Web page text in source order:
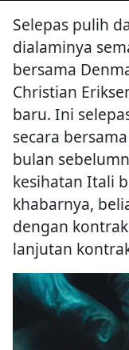
Selepas pulih
dialaminya
bersama
Christian
baru. Ini
secara
bulan
kesihatan Itali
khabarnya,
dengan
lanjutan